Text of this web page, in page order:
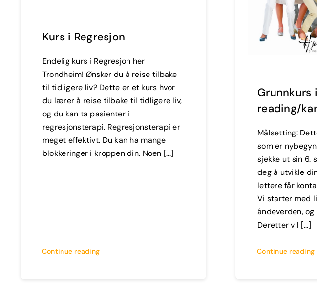
Kurs i Regresjon
Endelig kurs i Regresjon her i
Trondheim! Ønsker du å reise tilbake
til tidligere liv? Dette er et kurs hvor
du lærer å reise tilbake til tidligere liv,
og du kan ta pasienter i
regresjonsterapi. Regresjonsterapi er
meget effektivt. Du kan ha mange
blokkeringer i kroppen din. Noen [...]
Continue reading
Grunnkurs i
reading/
Målsetting:
som er
sjekke ut sin 6.
deg å utvikle
lettere får
Vi starter med
åndeverden,
Deretter vil [...]
Continue reading